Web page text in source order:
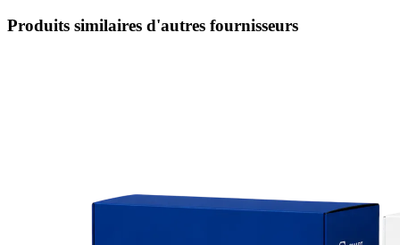
Produits similaires d'autres fournisseurs